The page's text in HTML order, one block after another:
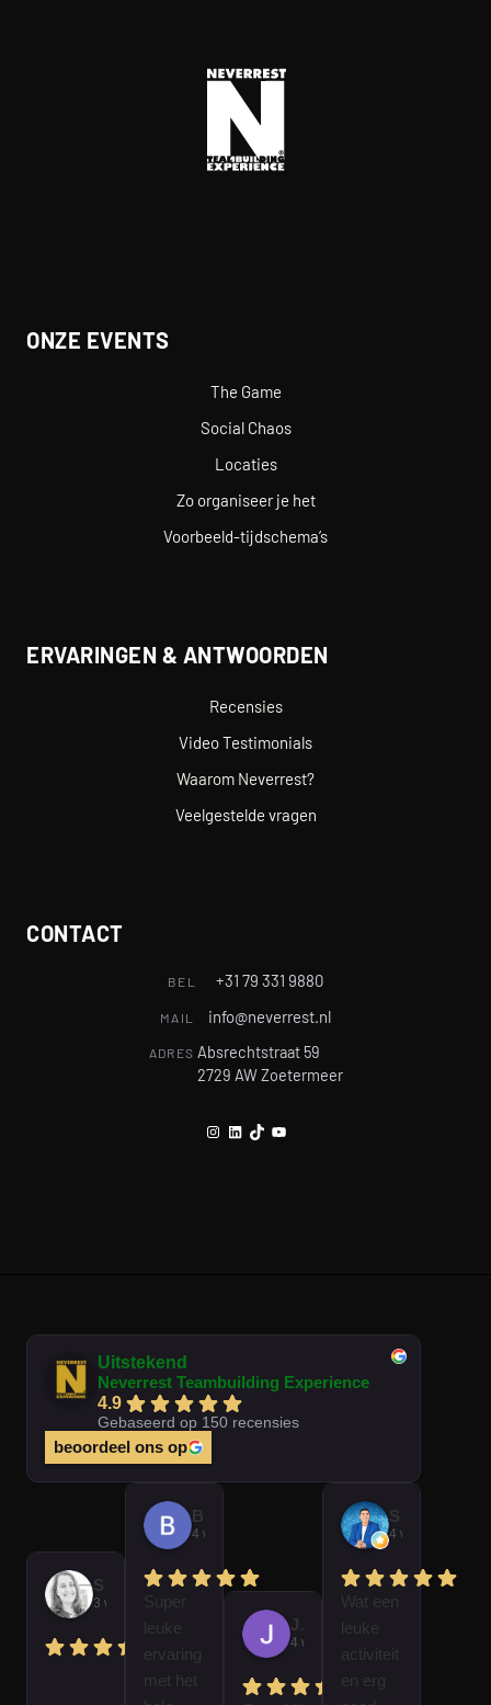
ONZE EVENTS
The Game
Social Chaos
Locaties
Zo organiseer je het
Voorbeeld-tijdschema’s
ERVARINGEN & ANTWOORDEN
Recensies
Video Testimonials
Waarom Neverrest?
Veelgestelde vragen
CONTACT
BEL +31 79 331 9880
MAIL info@neverrest.nl
ADRES Absrechtstraat 59
2729 AW Zoetermeer
Instagram
LinkedIn
TikTokYouTube
Uitstekend
Neverrest Teambuilding Experience
4.9
Gebaseerd op 150 recensies
beoordeel ons op
3 weken geleden
4 weken geleden
Super
leuke
ervaring
met het
José Van Gorkum
4 weken geleden
4 weken geleden
Wat een
leuke
activiteit
en erg